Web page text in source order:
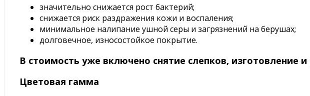
значительно снижается рост бактерий;
снижается риск раздражения кожи и воспаления;
минимальное налипание ушной серы и загрязнений на берушах;
долговечное, износостойкое покрытие.
В стоимость уже включено снятие слепков, изготовление
Цветовая гамма